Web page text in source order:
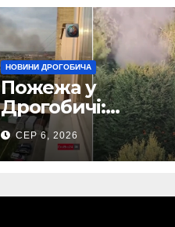
НОВИНИ ДРОГОБИЧА
Пожежа у
Дрогобичі:
Повідомляють що
горіло 5 гаражів
(Відео)
СЕР 6, 2026